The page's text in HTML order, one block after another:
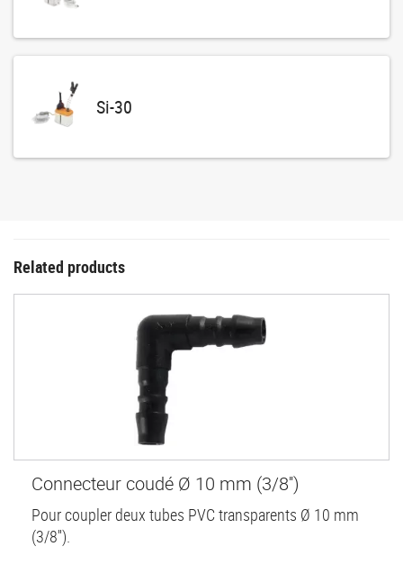
Si-30
Related products
Connecteur coudé Ø 10 mm (3/8'')
Pour coupler deux tubes PVC transparents Ø 10 mm
(3/8'').